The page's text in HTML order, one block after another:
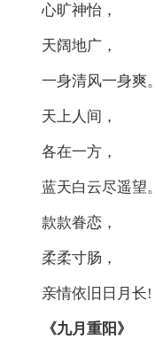
心旷神怡，
天阔地广，
一身清风一身爽。
天上人间，
各在一方，
蓝天白云尽遥望。
款款眷恋，
柔柔寸肠，
亲情依旧日月长!
《九月重阳》